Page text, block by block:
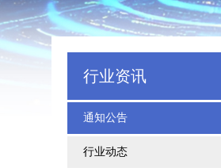
行业资讯
通知公告
行业动态